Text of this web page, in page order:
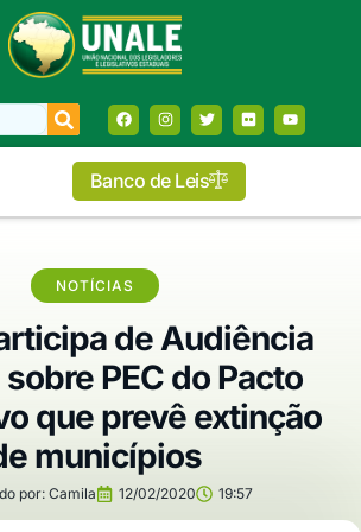
Banco de Leis
NOTÍCIAS
de Audiência
PEC do Pacto
que prevê extinção
municípios
por:Camila 12/02/2020 19:57